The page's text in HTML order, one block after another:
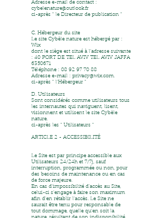
Adresse e-mail de contact :
cybelenature@outlook.fr
ci-après " le Directeur de publication "
C. Hébergeur du site
Le site Cybèle nature est hébergé par :
Wix
dont le siège est situé à l'adresse suivante
: 40 PORT DE TEL AVIV TEL AVIV JAFFA
6350671
Téléphone : 08 92 97 70 88
Adresse e-mail : privacy@wix.com.
ci-après " l'Hébergeur "
D. Utilisateurs
Sont considérés comme utilisateurs tous
les internautes qui naviguent, lisent,
visionnent et utilisent le site Cybèle
nature.
ci-après les " Utilisateurs "
ARTICLE 2 - ACCESSIBILITÉ
Le Site est par principe accessible aux
Utilisateurs 24/24h et 7/7j, sauf
interruption, programmée ou non, pour
des besoins de maintenance ou en cas
de force majeure.
En cas d'impossibilité d'accès au Site,
celui-ci s'engage à faire son maximum
afin d'en rétablir l'accès. Le Site ne
saurait être tenu pour responsable de
tout dommage, quelle qu'en soit la